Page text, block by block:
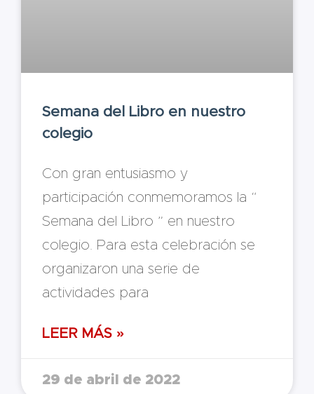
Semana del Libro en nuestro
colegio
Con gran entusiasmo y
participación conmemoramos la “
Semana del Libro ” en nuestro
colegio. Para esta celebración se
organizaron una serie de
actividades para
LEER MÁS »
29 de abril de 2022